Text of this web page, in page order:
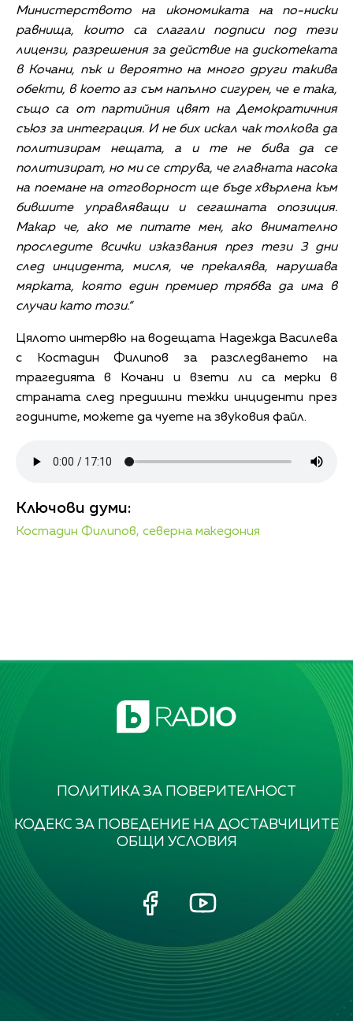
Министерството на икономиката на по-ниски
равнища, които са слагали подписи под тези
лицензи, разрешения за действие на дискотеката
в Кочани, пък и вероятно на много други такива
обекти, в което аз съм напълно сигурен, че е така,
също са от партийния цвят на Демократичния
съюз за интеграция. И не бих искал чак толкова да
политизирам нещата, а и те не бива да се
политизират, но ми се струва, че главната насока
на поемане на отговорност ще бъде хвърлена към
бившите управляващи и сегашната опозиция.
Макар че, ако ме питате мен, ако внимателно
проследите всички изказвания през тези 3 дни
след инцидента, мисля, че прекалява, нарушава
мярката, която един премиер трябва да има в
случаи като този.“
Цялото интервю на водещата Надежда Василева
с Костадин Филипов за разследването на
трагедията в Кочани и взети ли са мерки в
страната след предишни тежки инциденти през
годините, можете да чуете на звуковия файл.
Ключови думи:
Костадин Филипов, северна македония
ПОЛИТИКА ЗА ПОВЕРИТЕЛНОСТ
КОДЕКС ЗА ПОВЕДЕНИЕ НА ДОСТАВЧИЦИТЕ
ОБЩИ УСЛОВИЯ